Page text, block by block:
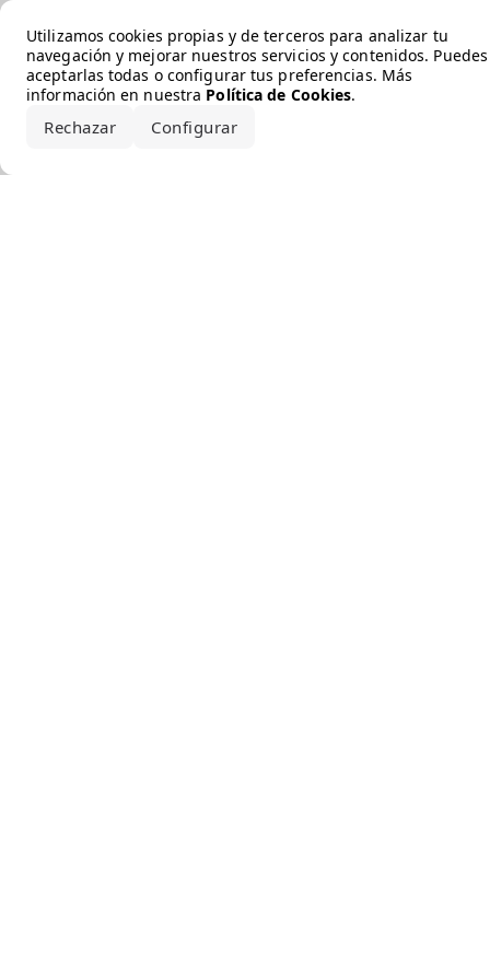
Utilizamos cookies propias y de terceros para analizar tu
navegación y mejorar nuestros servicios y contenidos. Puedes
aceptarlas todas o configurar tus preferencias. Más
información en nuestra Política de Cookies.
Rechazar Configurar
Error loading the brand